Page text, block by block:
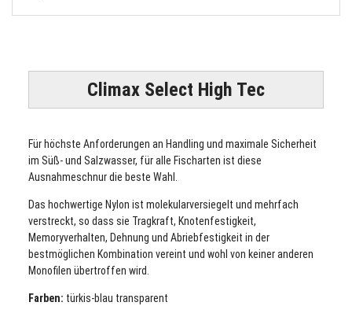
Climax Select High Tec
Für höchste Anforderungen an Handling und maximale Sicherheit
im Süß- und Salzwasser, für alle Fischarten ist diese
Ausnahmeschnur die beste Wahl.
Das hochwertige Nylon ist molekularversiegelt und mehrfach
verstreckt, so dass sie Tragkraft, Knotenfestigkeit,
Memoryverhalten, Dehnung und Abriebfestigkeit in der
bestmöglichen Kombination vereint und wohl von keiner anderen
Monofilen übertroffen wird.
Farben: türkis-blau transparent